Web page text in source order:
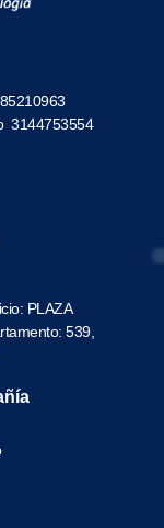
3144753554
PLAZA
539,